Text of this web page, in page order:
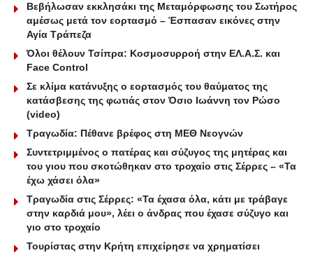
Βεβήλωσαν εκκλησάκι της Μεταμόρφωσης του Σωτήρος
αμέσως μετά τον εορτασμό – Έσπασαν εικόνες στην
Αγία Τράπεζα
Όλοι θέλουν Τσίπρα: Κοσμοσυρροή στην ΕΛ.Α.Σ. και
Face Control
Σε κλίμα κατάνυξης ο εορτασμός του θαύματος της
κατάσβεσης της φωτιάς στον Όσιο Ιωάννη τον Ρώσο
(video)
Τραγωδία: Πέθανε βρέφος στη ΜΕΘ Νεογνών
Συντετριμμένος ο πατέρας και σύζυγος της μητέρας και
του γιου που σκοτώθηκαν στο τροχαίο στις Σέρρες – «Τα
έχω χάσει όλα»
Τραγωδία στις Σέρρες: «Τα έχασα όλα, κάτι με τράβαγε
στην καρδιά μου», λέει ο άνδρας που έχασε σύζυγο και
γιο στο τροχαίο
Τουρίστας στην Κρήτη επιχείρησε να χρηματίσει